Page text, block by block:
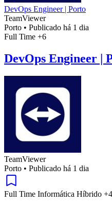
DevOps Engineer | Porto
TeamViewer
Porto • Publicado há 1 dia
Full Time +6
DevOps Engineer |
TeamViewer
Porto • Publicado há 1 dia
Full Time Informática Híbrido +4